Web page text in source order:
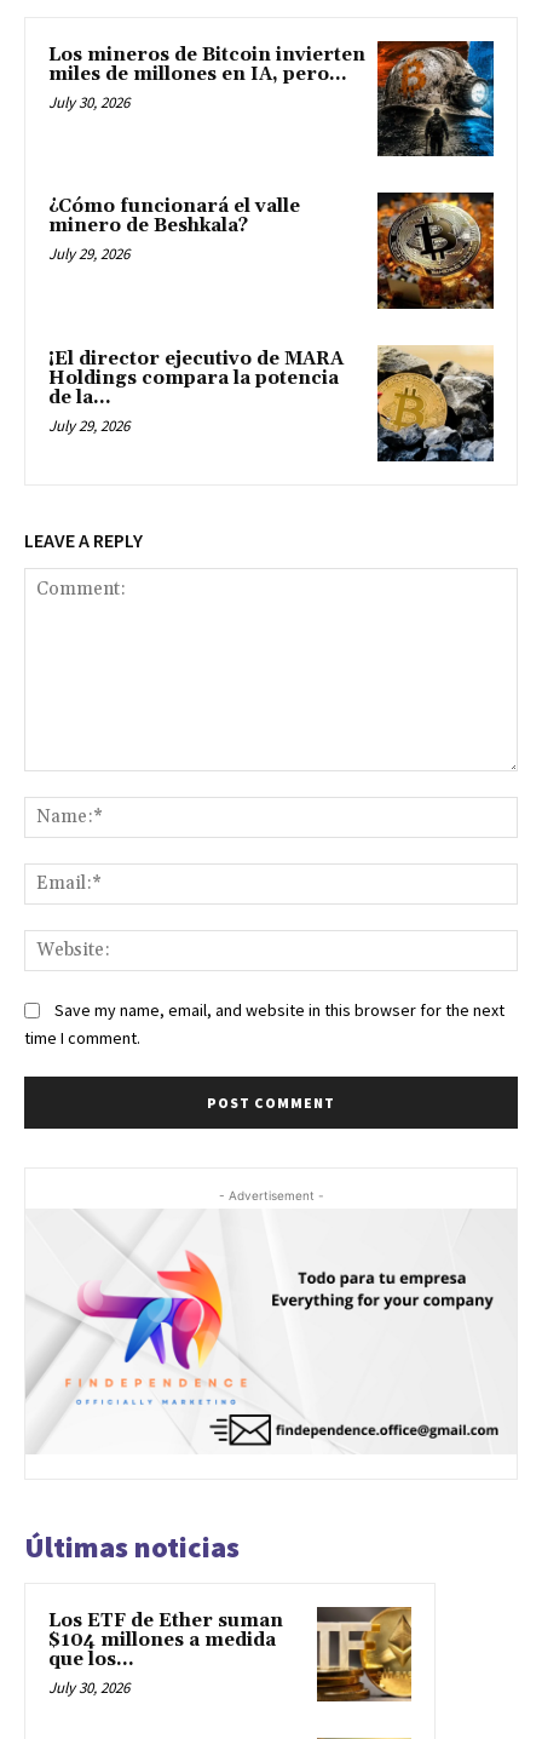
Los mineros de Bitcoin invierten
miles de millones en IA, pero...
July 30, 2026
¿Cómo funcionará el valle
minero de Beshkala?
July 29, 2026
¡El director ejecutivo de MARA
Holdings compara la potencia
de la...
July 29, 2026
LEAVE A REPLY
Save my name, email, and website in this browser for the next
time I comment.
- Advertisement -
Últimas noticias
Los ETF de Ether suman
$104 millones a medida
que los...
July 30, 2026